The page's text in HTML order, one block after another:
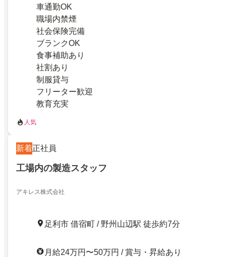
車通勤OK
職場内禁煙
社会保険完備
ブランクOK
食事補助あり
社割あり
制服貸与
フリーター歓迎
教育充実
人気
新着正社員
工場内の製造スタッフ
アキレス株式会社
足利市 借宿町 / 野州山辺駅 徒歩約7分
月給24万円〜50万円 / 賞与・昇給あり